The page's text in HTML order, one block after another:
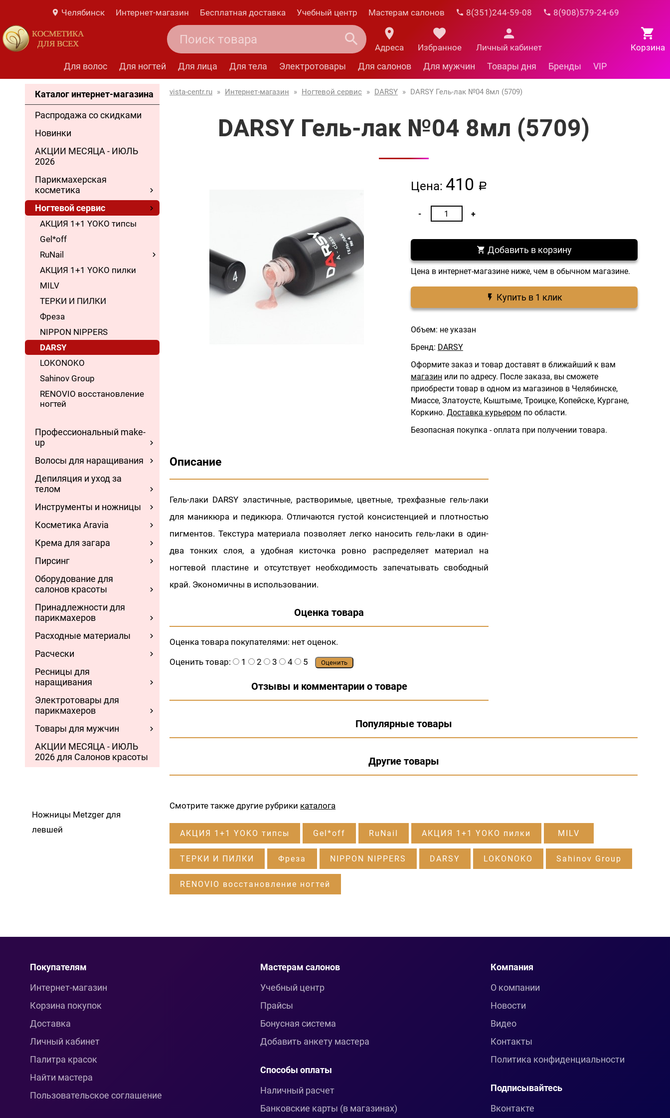
Челябинск Интернет-магазин Бесплатная доставка Учебный центр Мастерам салонов 8(351)244-59-08 8(908)579-24-69
КОСМЕТИКА
ДЛЯ ВСЕХ
Корзина
Адреса Избранное Личный кабинет
Для волос Для ногтей Для лица Для тела Электротовары Для салонов Для мужчин Товары дня Бренды VIP
Каталог интернет-магазина
Распродажа со скидками
Новинки
АКЦИИ МЕСЯЦА - ИЮЛЬ
2026
Парикмахерская
косметика
Ногтевой сервис
АКЦИЯ 1+1 YOKO типсы
Gel*off
RuNail
АКЦИЯ 1+1 YOKO пилки
MILV
ТЕРКИ И ПИЛКИ
Фреза
NIPPON NIPPERS
DARSY
LOKONOKO
Sahinov Group
RENOVIO восстановление
ногтей
Профессиональный make-
up
Волосы для наращивания
Депиляция и уход за
телом
Инструменты и ножницы
Косметика Aravia
Крема для загара
Пирсинг
Оборудование для
салонов красоты
Принадлежности для
парикмахеров
Расходные материалы
Расчески
Ресницы для
наращивания
Электротовары для
парикмахеров
Товары для мужчин
АКЦИИ МЕСЯЦА - ИЮЛЬ
2026 для Салонов красоты
Ножницы Metzger для
левшей
vista-centr.ru » Интернет-магазин » Ногтевой сервис » DARSY » DARSY Гель-лак №04 8мл (5709)
DARSY Гель-лак №04 8мл (5709)
Цена: 410 a
Добавить в корзину
Цена в интернет-магазине ниже, чем в обычном магазине.
Купить в 1 клик
Объем: не указан
Бренд: DARSY
Оформите заказ и товар доставят в ближайший к вам
магазин или по адресу. После заказа, вы сможете
приобрести товар в одном из магазинов в Челябинске,
Миассе, Златоусте, Кыштыме, Троицке, Копейске, Кургане,
Коркино. Доставка курьером по области.
Безопасная покупка - оплата при получении товара.
Описание
Гель-лаки DARSY эластичные, растворимые, цветные, трехфазные гель-лаки
для маникюра и педикюра. Отличаются густой консистенцией и плотностью
пигментов. Текстура материала позволяет легко наносить гель-лаки в один-
два тонких слоя, а удобная кисточка ровно распределяет материал на
ногтевой пластине и отсутствует необходимость запечатывать свободный
край. Экономичны в использовании.
Оценка товара
Оценка товара покупателями: нет оценок.
Оценить товар:
1 2 3 4 5 Оценить
Отзывы и комментарии о товаре
Популярные товары
Другие товары
Смотрите также другие рубрики каталога
АКЦИЯ 1+1 YOKO типсы Gel*off RuNail АКЦИЯ 1+1 YOKO пилки MILV
ТЕРКИ И ПИЛКИ Фреза NIPPON NIPPERS DARSY LOKONOKO Sahinov Group
RENOVIO восстановление ногтей
Покупателям
Интернет-магазин
Корзина покупок
Доставка
Личный кабинет
Палитра красок
Найти мастера
Пользовательское соглашение
Мастерам салонов
Учебный центр
Прайсы
Бонусная система
Добавить анкету мастера
Способы оплаты
Наличный расчет
Банковские карты (в магазинах)
Компания
О компании
Новости
Видео
Контакты
Политика конфиденциальности
Подписывайтесь
Вконтакте